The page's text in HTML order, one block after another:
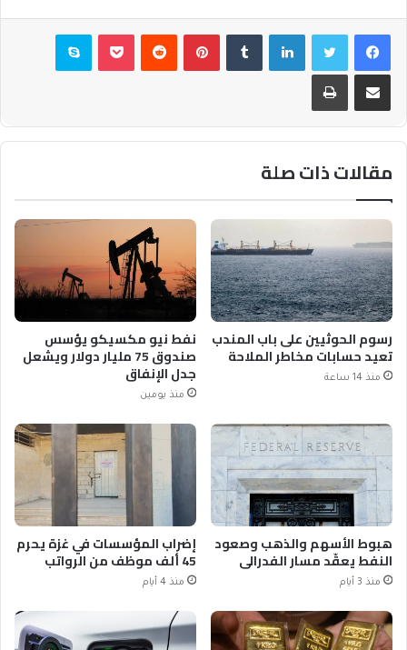
فيسبوكتويتر لينكدإن بينتيريست بوكيت سكايب
مشاركة عبر البريد طباعة
مقالات ذات صلة
رسوم الحوثيين على باب المندب
تعيد حسابات مخاطر الملاحة
منذ 14 ساعة
نفط نيو مكسيكو يؤسس
صندوق 75 مليار دولار ويشعل
جدل الإنفاق
منذ يومين
هبوط الأسهم والذهب وصعود
النفط يعقّد مسار الفدرالي
منذ 3 أيام
إضراب المؤسسات في غزة يحرم
45 ألف موظف من الرواتب
منذ 4 أيام